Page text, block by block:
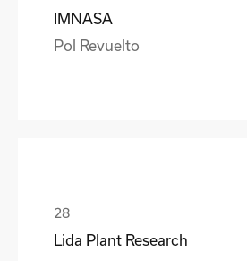
IMNASA
Pol Revuelto
Lida Plant Research